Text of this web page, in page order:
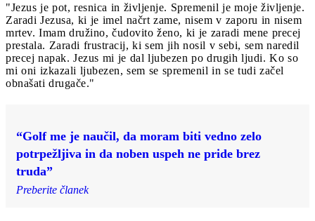
"Jezus je pot, resnica in življenje. Spremenil je moje življenje.
Zaradi Jezusa, ki je imel načrt zame, nisem v zaporu in nisem
mrtev. Imam družino, čudovito ženo, ki je zaradi mene precej
prestala. Zaradi frustracij, ki sem jih nosil v sebi, sem naredil
precej napak. Jezus mi je dal ljubezen po drugih ljudi. Ko so
mi oni izkazali ljubezen, sem se spremenil in se tudi začel
obnašati drugače."
“Golf me je naučil, da moram biti vedno zelo
potrpežljiva in da noben uspeh ne pride brez
truda”
Preberite članek